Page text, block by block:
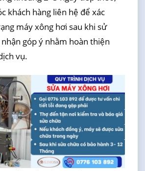
khách hàng liên hệ để xác
máy xông hơi sau khi sử
góp ý nhằm hoàn thiện
vụ.